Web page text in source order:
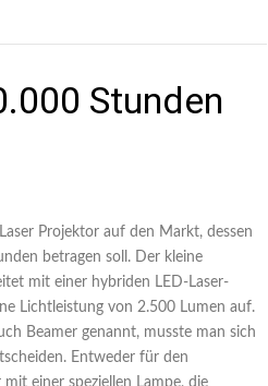
Stunden
Projektor auf den Markt, dessen
betragen soll. Der kleine
mit einer hybriden LED-Laser-
Lichtleistung von 2.500 Lumen auf.
Beamer genannt, musste man sich
Entweder für den
einer speziellen Lampe, die